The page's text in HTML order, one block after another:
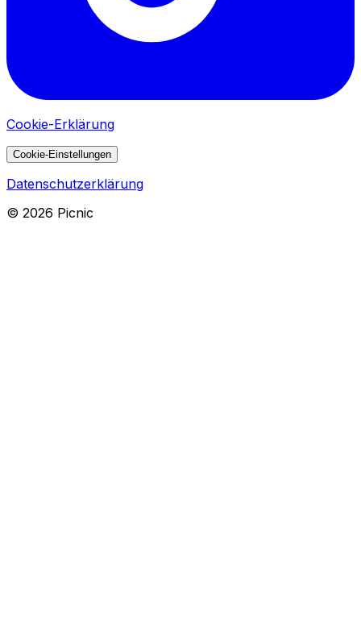
Cookie-Erklärung
Cookie-Einstellungen
Datenschutzerklärung
© 2026 Picnic